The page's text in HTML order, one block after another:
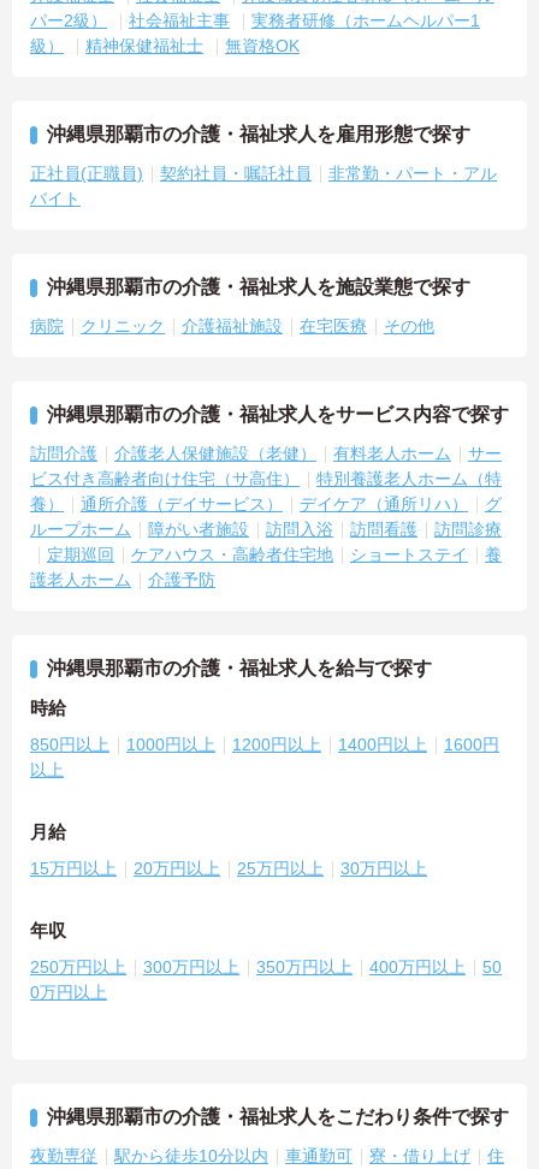
パー2級）
社会福祉主事
実務者研修（ホームヘルパー1
級）
精神保健福祉士 無資格OK
沖縄県那覇市の介護・福祉求人を雇用形態で探す
正社員(正職員) 契約社員・嘱託社員
非常勤・パート・アル
バイト
沖縄県那覇市の介護・福祉求人を施設業態で探す
病院 クリニック 介護福祉施設 在宅医療 その他
沖縄県那覇市の介護・福祉求人をサービス内容で探す
訪問介護 介護老人保健施設（老健） 有料老人ホーム
サー
ビス付き高齢者向け住宅（サ高住）
特別養護老人ホーム（特
養）
通所介護（デイサービス） デイケア（通所リハ）
グ
ループホーム
障がい者施設 訪問入浴 訪問看護
訪問診療
定期巡回
ケアハウス・高齢者住宅地 ショートステイ
養
護老人ホーム
介護予防
沖縄県那覇市の介護・福祉求人を給与で探す
時給
850円以上 1000円以上 1200円以上 1400円以上
1600円
以上
月給
15万円以上 20万円以上 25万円以上 30万円以上
年収
250万円以上 300万円以上 350万円以上 400万円以上
50
0万円以上
沖縄県那覇市の介護・福祉求人をこだわり条件で探す
夜勤専従 駅から徒歩10分以内 車通勤可 寮・借り上げ
住